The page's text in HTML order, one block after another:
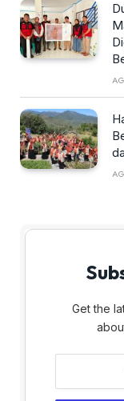
Get the